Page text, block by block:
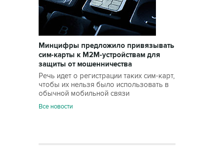
Минцифры предложило привязывать
сим-карты к M2M-устройствам для
защиты от мошенничества
Речь идет о регистрации таких сим-карт,
чтобы их нельзя было использовать в
обычной мобильной связи
Все новости